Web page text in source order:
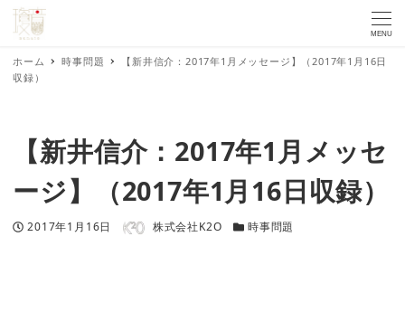
MENU
ホーム 時事問題
【新井信介：2017年1月メッセージ】（2017年1月16日
収録）
【新井信介：2017年1月メッセ
ージ】（2017年1月16日収録）
投稿日
2017年1月16日 著者 株式会社K2O カテゴリー
時事問題